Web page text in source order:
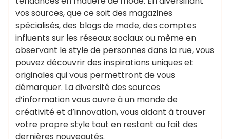
vos sources, que ce soit des magazines
spécialisés, des blogs de mode, des comptes
influents sur les réseaux sociaux ou même en
observant le style de personnes dans la rue, vous
pouvez découvrir des inspirations uniques et
originales qui vous permettront de vous
démarquer. La diversité des sources
d’information vous ouvre à un monde de
créativité et d’innovation, vous aidant à trouver
votre propre style tout en restant au fait des